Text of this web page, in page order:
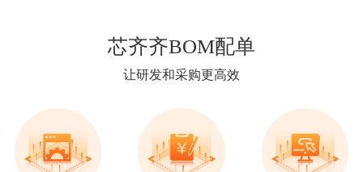
芯齐齐BOM配单
让研发和采购更高效